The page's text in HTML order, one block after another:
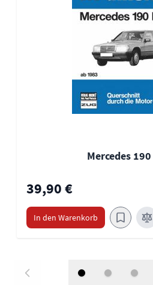
Mercedes
39,90 €
In den Warenkorb